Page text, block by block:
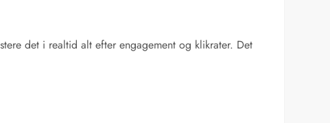
det i realtid alt efter engagement og klikrater. Det